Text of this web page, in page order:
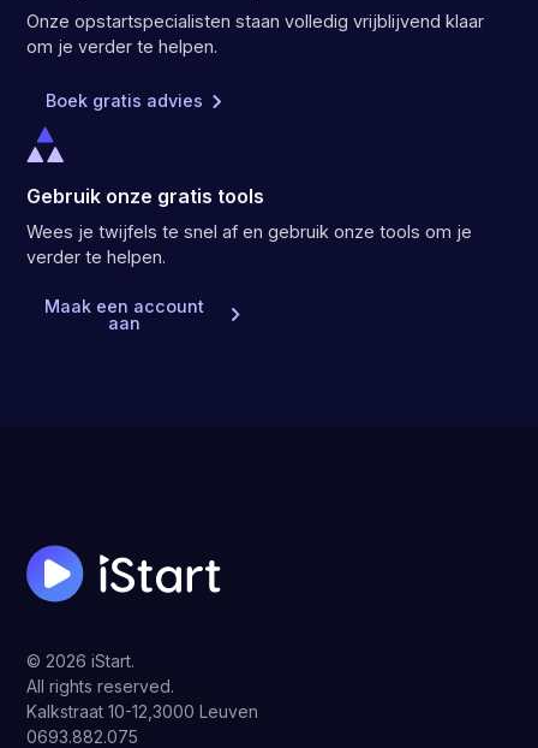
Onze opstartspecialisten staan volledig vrijblijvend klaar
om je verder te helpen.
Boek gratis advies
Gebruik onze gratis tools
Wees je twijfels te snel af en gebruik onze tools om je
verder te helpen.
Maak een account
aan
© 2026 iStart.
All rights reserved.
Kalkstraat 10-12,3000 Leuven
0693.882.075